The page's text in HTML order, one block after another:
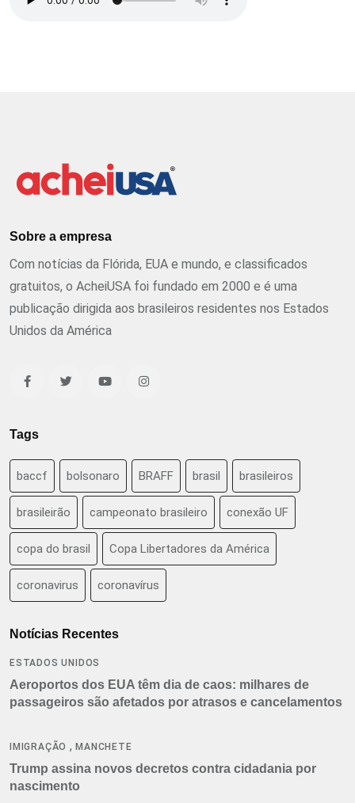
Sobre a empresa
Com notícias da Flórida, EUA e mundo, e classificados
gratuitos, o AcheiUSA foi fundado em 2000 e é uma
publicação dirigida aos brasileiros residentes nos Estados
Unidos da América
Tags
baccf bolsonaro BRAFF brasil brasileiros
brasileirão campeonato brasileiro conexão UF
copa do brasil Copa Libertadores da América
coronavirus coronavírus
Notícias Recentes
ESTADOS UNIDOS
Aeroportos dos EUA têm dia de caos: milhares de
passageiros são afetados por atrasos e cancelamentos
IMIGRAÇÃO ,MANCHETE
Trump assina novos decretos contra cidadania por
nascimento